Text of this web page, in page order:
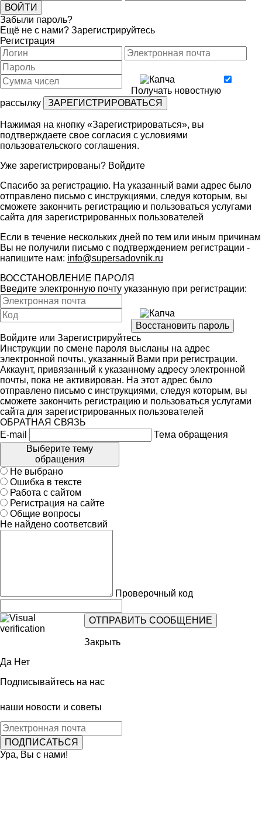
Забыли пароль?
Ещё не с нами? Зарегистрируйтесь
Регистрация
Получать новостную
рассылку
Нажимая на кнопку «Зарегистрироваться», вы
подтверждаете свое согласия с условиями
пользовательского соглашения.
Уже зарегистрированы? Войдите
Спасибо за регистрацию. На указанный вами адрес было
отправлено письмо с инструкциями, следуя которым, вы
сможете закончить регистрацию и пользоваться услугами
сайта для зарегистрированных пользователей
Если в течение нескольких дней по тем или иным причинам
Вы не получили письмо с подтверждением регистрации -
напишите нам: info@supersadovnik.ru
ВОССТАНОВЛЕНИЕ ПАРОЛЯ
Введите электронную почту указанную при регистрации:
Войдите или Зарегистрируйтесь
Инструкции по смене пароля высланы на адрес
электронной почты, указанный Вами при регистрации.
Аккаунт, привязанный к указанному адресу электронной
почты, пока не активирован. На этот адрес было
отправлено письмо с инструкциями, следуя которым, вы
сможете закончить регистрацию и пользоваться услугами
сайта для зарегистрированных пользователей
ОБРАТНАЯ СВЯЗЬ
E-mail
Тема обращения
Выберите тему
обращения
Не выбрано
Ошибка в тексте
Работа с сайтом
Регистрация на сайте
Общие вопросы
Не найдено соответсвий
Проверочный код
Закрыть
Да Нет
Подписывайтесь на нас
наши новости и советы
Ура, Вы с нами!